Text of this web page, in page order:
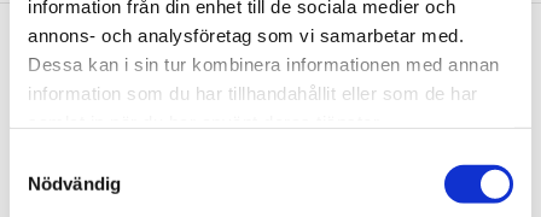
information från din enhet till de sociala medier och
annons- och analysföretag som vi samarbetar med.
Dessa kan i sin tur kombinera informationen med annan
information som du har tillhandahållit eller som de har
Nödvändig
Nyhetsbrev